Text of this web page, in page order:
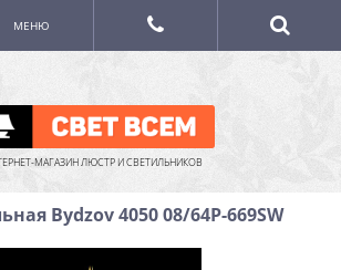
МАГАЗИН ЛЮСТР И СВЕТИЛЬНИКОВ
МЕНЮ
Bydzov 4050 08/64P-669SW